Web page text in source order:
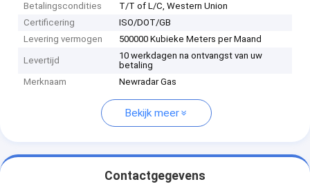
Betalingscondities
T/T of L/C, Western Union
Certificering
ISO/DOT/GB
Levering vermogen
500000 Kubieke Meters per Maand
Levertijd
10 werkdagen na ontvangst van uw
betaling
Merknaam
Newradar Gas
Bekijk meer
Contactgegevens